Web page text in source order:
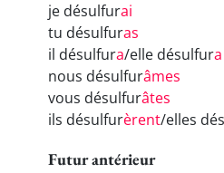
je désulfurai
tu désulfuras
il désulfura/elle désulfura
nous désulfurâmes
vous désulfurâtes
ils désulfurèrent/elles
Futur antérieur